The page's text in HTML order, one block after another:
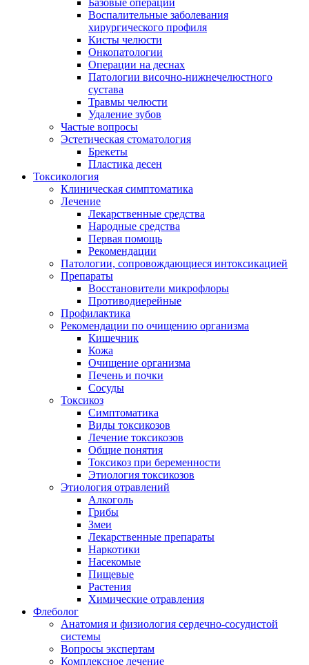
Базовые операции
Воспалительные заболевания
хирургического профиля
Кисты челюсти
Онкопатологии
Операции на деснах
Патологии височно-нижнечелюстного
сустава
Травмы челюсти
Удаление зубов
Частые вопросы
Эстетическая стоматология
Брекеты
Пластика десен
Токсикология
Клиническая симптоматика
Лечение
Лекарственные средства
Народные средства
Первая помощь
Рекомендации
Патологии, сопровождающиеся интоксикацией
Препараты
Восстановители микрофлоры
Противодиерейные
Профилактика
Рекомендации по очищению организма
Кишечник
Кожа
Очищение организма
Печень и почки
Сосуды
Токсикоз
Cимптоматика
Виды токсикозов
Лечение токсикозов
Общие понятия
Токсикоз при беременности
Этиология токсикозов
Этиология отравлений
Алкоголь
Грибы
Змеи
Лекарственные препараты
Наркотики
Насекомые
Пищевые
Растения
Химические отравления
Флеболог
Анатомия и физиология сердечно-сосудистой
системы
Вопросы экспертам
Комплексное лечение